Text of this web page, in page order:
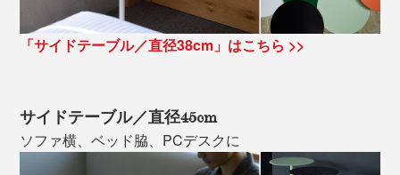
「サイドテーブル／直径38cm」はこちら >>
サイドテーブル／直径45cm
ソファ横、ベッド脇、PCデスクに